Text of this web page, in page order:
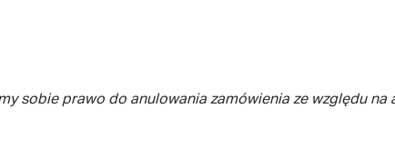
sobie prawo do anulowania zamówienia ze względu